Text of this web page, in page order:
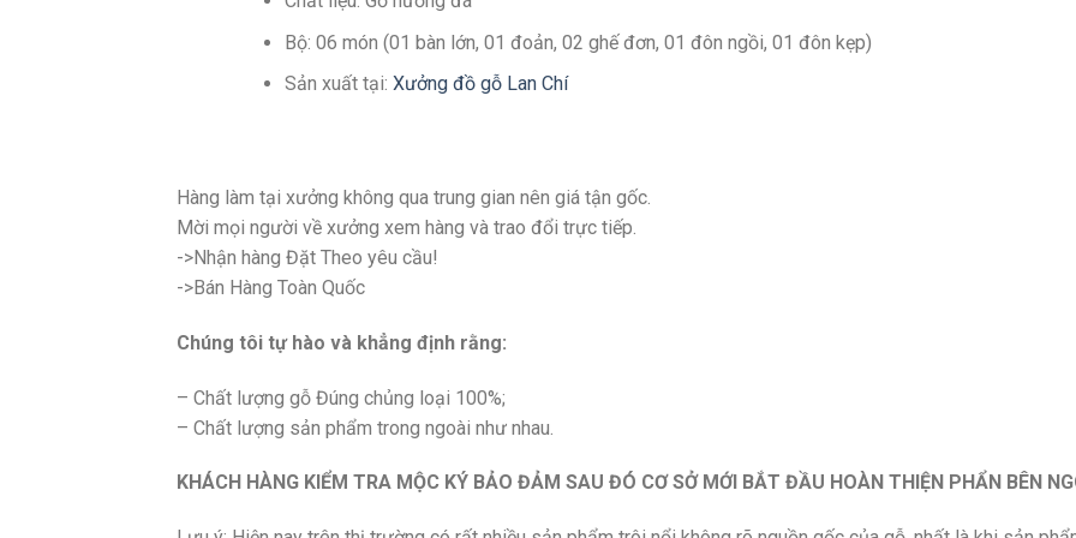
Bộ: 06 món (01 bàn lớn, 01 đoản, 02 ghế đơn, 01 đôn ngồi, 01 đôn kẹp)
Sản xuất tại: Xưởng đồ gỗ Lan Chí
Hàng làm tại xưởng không qua trung gian nên giá tận gốc.
Mời mọi người về xưởng xem hàng và trao đổi trực tiếp.
->Nhận hàng Đặt Theo yêu cầu!
->Bán Hàng Toàn Quốc
Chúng tôi tự hào và khẳng định rằng:
– Chất lượng gỗ Đúng chủng loại 100%;
– Chất lượng sản phẩm trong ngoài như nhau.
KHÁCH HÀNG KIỂM TRA MỘC KÝ BẢO ĐẢM SAU ĐÓ CƠ SỞ MỚI BẮT ĐẦU HOÀN THIỆN PHẨN BÊN